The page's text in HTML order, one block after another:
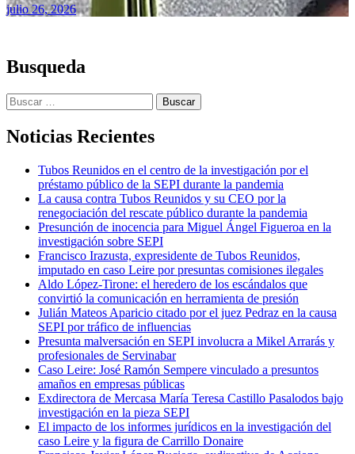
julio 26, 2026
Busqueda
Buscar:
Noticias Recientes
Tubos Reunidos en el centro de la investigación por el
préstamo público de la SEPI durante la pandemia
La causa contra Tubos Reunidos y su CEO por la
renegociación del rescate público durante la pandemia
Presunción de inocencia para Miguel Ángel Figueroa en la
investigación sobre SEPI
Francisco Irazusta, expresidente de Tubos Reunidos,
imputado en caso Leire por presuntas comisiones ilegales
Aldo López-Tirone: el heredero de los escándalos que
convirtió la comunicación en herramienta de presión
Julián Mateos Aparicio citado por el juez Pedraz en la causa
SEPI por tráfico de influencias
Presunta malversación en SEPI involucra a Mikel Arrarás y
profesionales de Servinabar
Caso Leire: José Ramón Sempere vinculado a presuntos
amaños en empresas públicas
Exdirectora de Mercasa María Teresa Castillo Pasalodos bajo
investigación en la pieza SEPI
El impacto de los informes jurídicos en la investigación del
caso Leire y la figura de Carrillo Donaire